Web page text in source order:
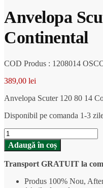
fost:
Anvelopa
Continental
COD Produs : 1208014
389,00 lei
Anvelopa Scuter 120 80 14
Disponibil pe comanda 1-3
Cantitate
Anvelopa
Scuter
120
80
Adaugă în coș
Transport GRATUIT la
Produs 100% Nou,